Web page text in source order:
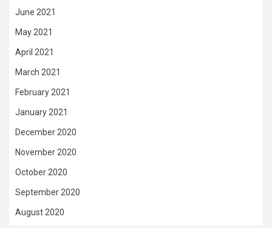
June 2021
May 2021
April 2021
March 2021
February 2021
January 2021
December 2020
November 2020
October 2020
September 2020
August 2020